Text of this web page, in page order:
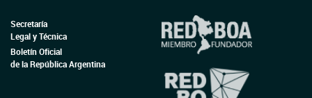
Secretaría
Legal y Técnica
Boletín Oficial
de la República Argentina